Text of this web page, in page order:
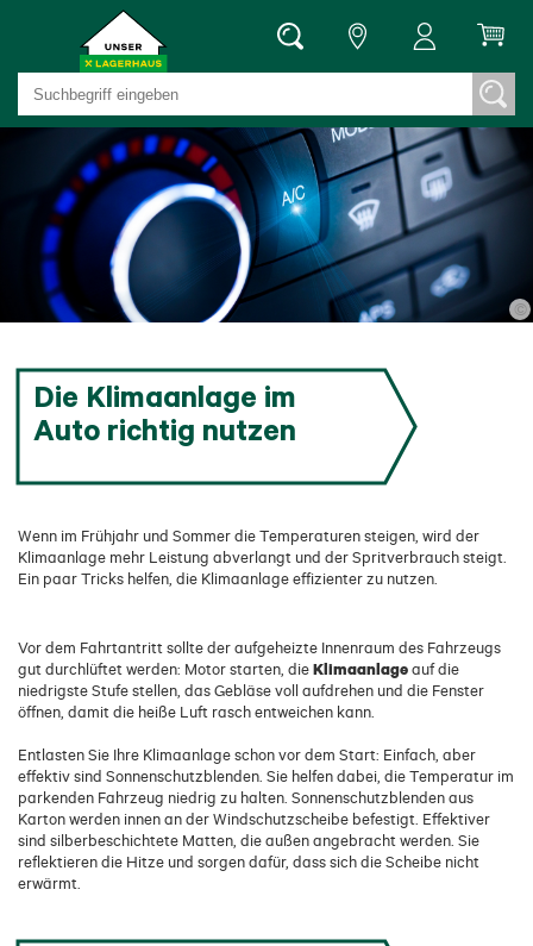
©
Die Klimaanlage im
Auto richtig nutzen
Wenn im Frühjahr und Sommer die Temperaturen steigen, wird der
Klimaanlage mehr Leistung abverlangt und der Spritverbrauch steigt.
Ein paar Tricks helfen, die Klimaanlage effizienter zu nutzen.
Vor dem Fahrtantritt sollte der aufgeheizte Innenraum des Fahrzeugs
gut durchlüftet werden: Motor starten, dieKlimaanlageauf die
niedrigste Stufe stellen, das Gebläse voll aufdrehen und die Fenster
öffnen, damit die heiße Luft rasch entweichen kann.
Entlasten Sie Ihre Klimaanlage schon vor dem Start: Einfach, aber
effektiv sind Sonnenschutzblenden. Sie helfen dabei, die Temperatur im
parkenden Fahrzeug niedrig zu halten. Sonnenschutzblenden aus
Karton werden innen an der Windschutzscheibe befestigt. Effektiver
sind silberbeschichtete Matten, die außen angebracht werden. Sie
reflektieren die Hitze und sorgen dafür, dass sich die Scheibe nicht
erwärmt.